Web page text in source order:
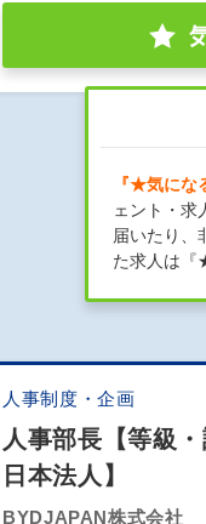
『★気にな
ェント・求
届いたり、
た求人は『
人事制度・企画
人事部長【等級
日本法人】
BYDJAPAN株式会社